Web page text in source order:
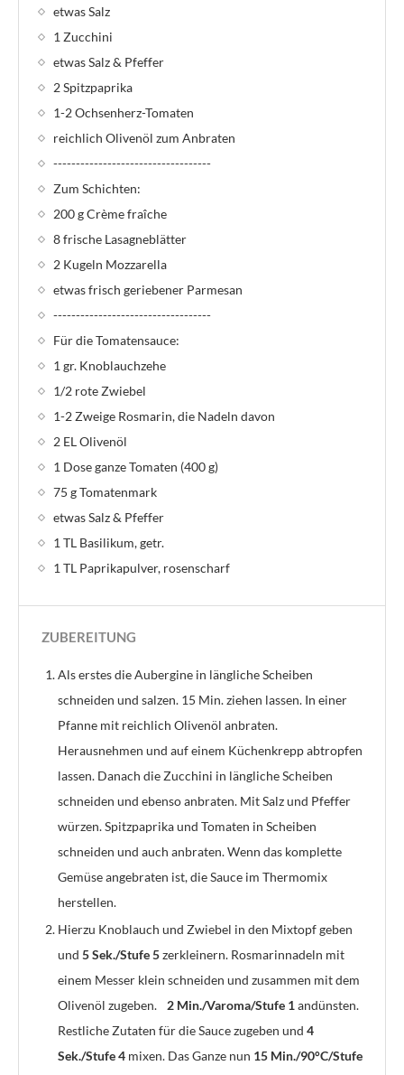
etwas Salz
1 Zucchini
etwas Salz & Pfeffer
2 Spitzpaprika
1-2 Ochsenherz-Tomaten
reichlich Olivenöl zum Anbraten
-----------------------------------
Zum Schichten:
200 g Crème fraîche
8 frische Lasagneblätter
2 Kugeln Mozzarella
etwas frisch geriebener Parmesan
-----------------------------------
Für die Tomatensauce:
1 gr. Knoblauchzehe
1/2 rote Zwiebel
1-2 Zweige Rosmarin, die Nadeln davon
2 EL Olivenöl
1 Dose ganze Tomaten (400 g)
75 g Tomatenmark
etwas Salz & Pfeffer
1 TL Basilikum, getr.
1 TL Paprikapulver, rosenscharf
ZUBEREITUNG
Als erstes die Aubergine in längliche Scheiben
schneiden und salzen. 15 Min. ziehen lassen. In einer
Pfanne mit reichlich Olivenöl anbraten.
Herausnehmen und auf einem Küchenkrepp abtropfen
lassen. Danach die Zucchini in längliche Scheiben
schneiden und ebenso anbraten. Mit Salz und Pfeffer
würzen. Spitzpaprika und Tomaten in Scheiben
schneiden und auch anbraten. Wenn das komplette
Gemüse angebraten ist, die Sauce im Thermomix
herstellen.
Hierzu Knoblauch und Zwiebel in den Mixtopf geben
und 5 Sek./Stufe 5zerkleinern. Rosmarinnadeln mit
einem Messer klein schneiden und zusammen mit dem
Olivenöl zugeben. 2 Min./Varoma/Stufe 1andünsten.
Restliche Zutaten für die Sauce zugeben und 4
Sek./Stufe 4 mixen. Das Ganze nun 15 Min./90°C/Stufe